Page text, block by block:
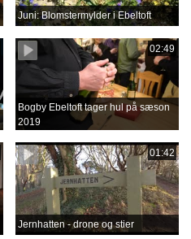
Juni: Blomstermylder i Ebeltoft
02:49
Bogby Ebeltoft tager hul på sæson
2019
01:42
Jernhatten - drone og stier